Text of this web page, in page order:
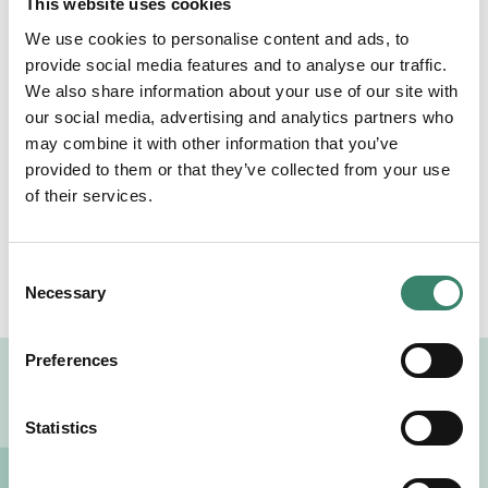
This website uses cookies
We use cookies to personalise content and ads, to
provide social media features and to analyse our traffic.
We also share information about your use of our site with
our social media, advertising and analytics partners who
may combine it with other information that you’ve
provided to them or that they’ve collected from your use
of their services.
Necessary
Preferences
Statistics
Vill du också arbeta som hyrläkare
eller hyrsjuksköterska?
Vår bemannings- och rekryteringsprocess
bygger på lång erfarenhet och stor
branschkunskap.
Attraktiva hyruppdrag för
läkare och sjuksköterskor